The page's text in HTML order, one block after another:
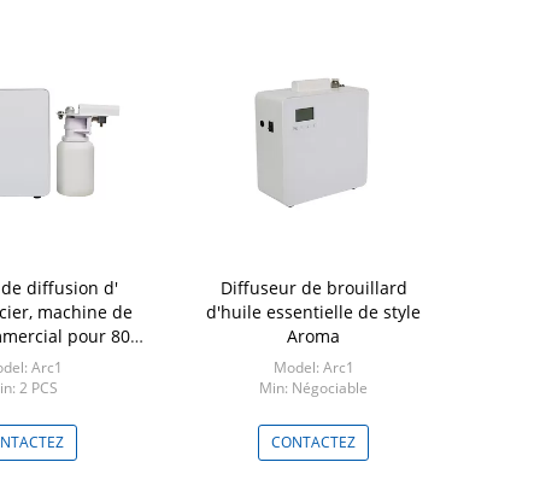
diffusion d'
machine de
pour 800
CBM
Arc1
2 PCS
Diffuseur de brouillard
d'huile essentielle de style
Aroma
Model: Arc1
Min: Négociable
CONTACTEZ